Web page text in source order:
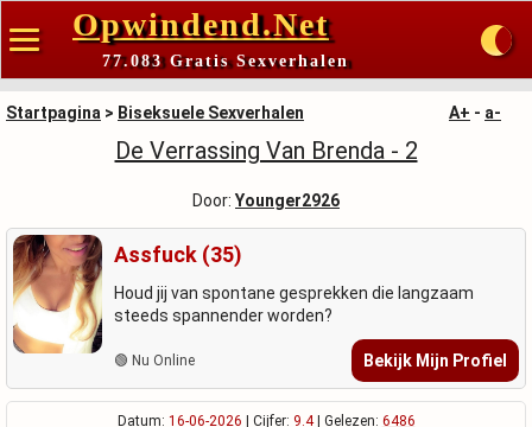
Opwindend.Net
77.083 Gratis Sexverhalen
Startpagina > Biseksuele Sexverhalen A+ - a-
De Verrassing Van Brenda - 2
Door: Younger2926
Assfuck (35)
Houd jij van spontane gesprekken die langzaam
steeds spannender worden?
🟢 Nu Online Bekijk Mijn Profiel
Datum: 16-06-2026 | Cijfer: 9.4| Gelezen: 6486